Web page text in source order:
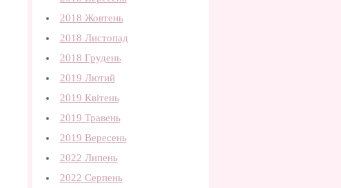
2018 Жовтень
2018 Листопад
2018 Грудень
2019 Лютий
2019 Квітень
2019 Травень
2019 Вересень
2022 Липень
2022 Серпень